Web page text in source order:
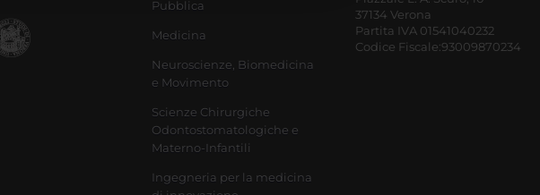
Pubblica
Medicina
Neuroscienze, Biomedicina
e Movimento
Scienze Chirurgiche
Odontostomatologiche e
Materno-Infantili
Ingegneria per la medicina
37134 Verona
Partita IVA 01541040232
Codice Fiscale:93009870234